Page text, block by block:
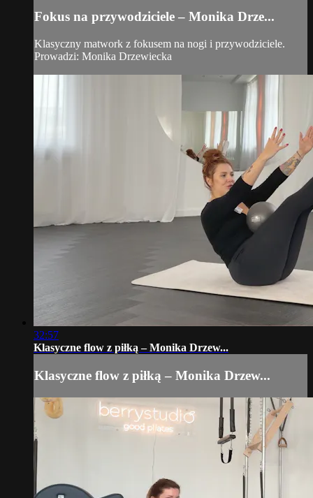
Fokus na przywodziciele – Monika Drze...
Klasyczny matwork z fokusem na nogi i przywodziciele.
Prowadzi: Monika Drzewiecka
32:57
Klasyczne flow z piłką – Monika Drzew...
Klasyczne flow z piłką – Monika Drzew...